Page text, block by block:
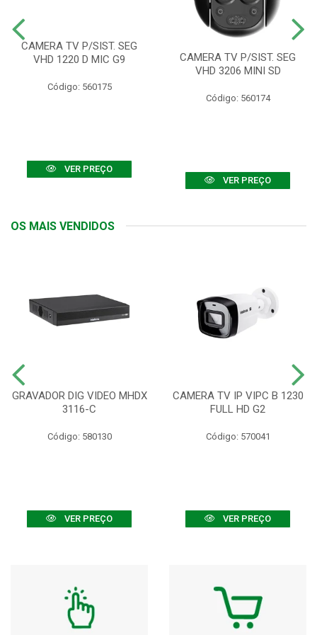
CAMERA TV P/SIST. SEG
VHD 1220 D MIC G9
Código: 560175
VER PREÇO
CAMERA TV P/SIST. SEG
VHD 3206 MINI SD
Código: 560174
VER PREÇO
OS MAIS VENDIDOS
GRAVADOR DIG VIDEO MHDX
3116-C
Código: 580130
VER PREÇO
CAMERA TV IP VIPC B 1230
FULL HD G2
Código: 570041
VER PREÇO